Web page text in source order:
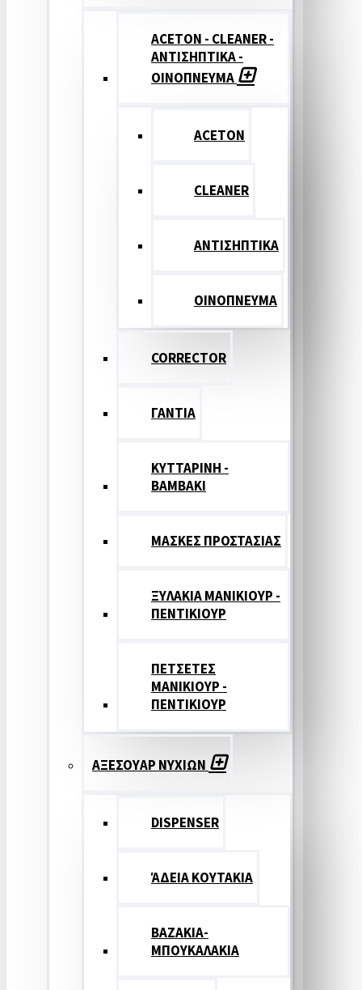
ACETON - CLEANER -
ΑΝΤΙΣΗΠΤΙΚΑ -
ΟΙΝΟΠΝΕΥΜΑ
ACETON
CLEANER
ΑΝΤΙΣΗΠΤΙΚΑ
ΟΙΝΟΠΝΕΥΜΑ
CORRECTOR
ΓΑΝΤΙΑ
ΚΥΤΤΑΡΙΝΗ -
ΒΑΜΒΑΚΙ
ΜΑΣΚΕΣ ΠΡΟΣΤΑΣΙΑΣ
ΞΥΛΑΚΙΑ ΜΑΝΙΚΙΟΥΡ -
ΠΕΝΤΙΚΙΟΥΡ
ΠΕΤΣΕΤΕΣ
ΜΑΝΙΚΙΟΥΡ -
ΠΕΝΤΙΚΙΟΥΡ
ΑΞΕΣΟΥΑΡ ΝΥΧΙΩΝ
DISPENSER
ΆΔΕΙΑ ΚΟΥΤΑΚΙΑ
ΒΑΖΑΚΙΑ-
ΜΠΟΥΚΑΛΑΚΙΑ